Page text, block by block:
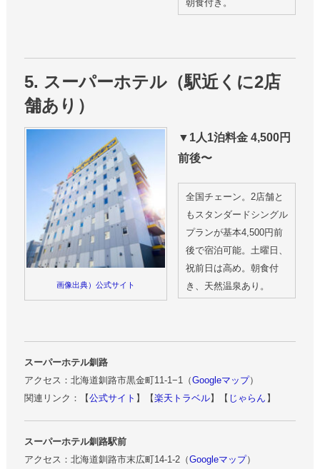
朝食付き。
5. スーパーホテル（駅近くに2店
舗あり）
画像出典）公式サイト
▼1人1泊料金 4,500円
前後〜
全国チェーン。2店舗と
もスタンダードシングル
プランが基本4,500円前
後で宿泊可能。土曜日、
祝前日は高め。朝食付
き、天然温泉あり。
スーパーホテル釧路
アクセス：北海道釧路市黒金町11-1−1（Googleマップ）
関連リンク：【公式サイト 】【楽天トラベル】【 じゃらん 】
スーパーホテル釧路駅前
アクセス：北海道釧路市末広町14-1-2（Googleマップ）